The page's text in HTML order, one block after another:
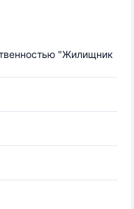
"Жилищник